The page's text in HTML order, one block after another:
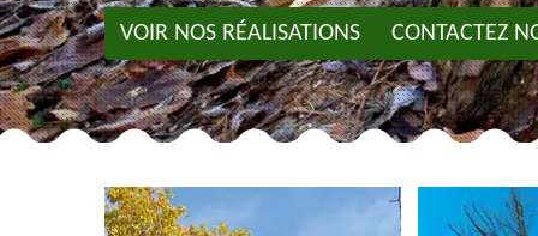
VOIR NOS RÉALISATIONS CONTACTEZ